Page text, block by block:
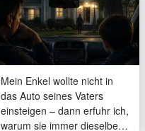
Mein Enkel wollte nicht in
das Auto seines Vaters
einsteigen – dann erfuhr ich,
warum sie immer dieselbe